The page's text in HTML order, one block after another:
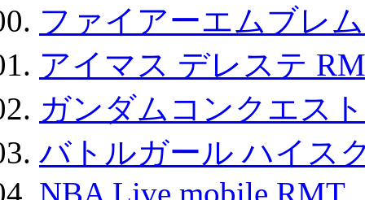
ファイアーエムブレ
アイマス デレステ
ガンダムコンクエスト
バトルガール ハイス